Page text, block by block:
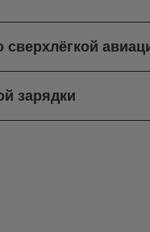
зарядки